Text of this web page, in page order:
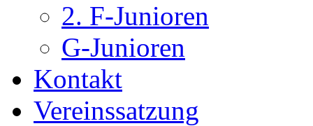
2. F-Junioren
G-Junioren
Kontakt
Vereinssatzung